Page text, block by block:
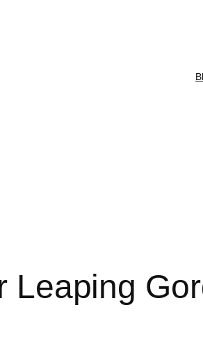
Leaping